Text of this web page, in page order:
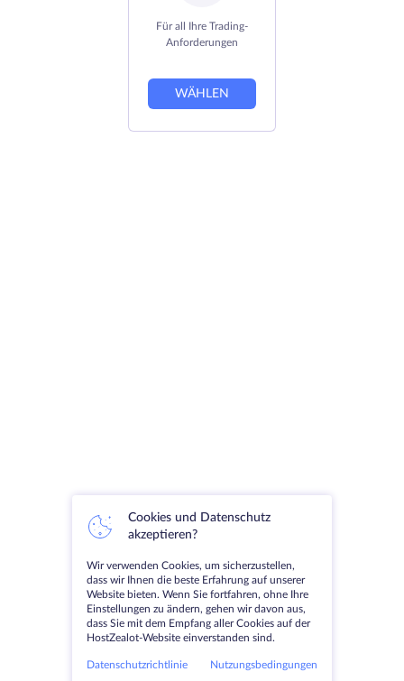
Für all Ihre Trading-
Anforderungen
WÄHLEN
Cookies und Datenschutz
akzeptieren?
Wir verwenden Cookies, um sicherzustellen,
dass wir Ihnen die beste Erfahrung auf unserer
Website bieten. Wenn Sie fortfahren, ohne Ihre
Einstellungen zu ändern, gehen wir davon aus,
dass Sie mit dem Empfang aller Cookies auf der
HostZealot-Website einverstanden sind.
Datenschutzrichtlinie Nutzungsbedingungen